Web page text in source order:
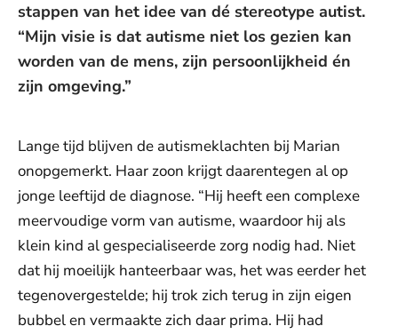
stappen van het idee van dé stereotype autist.
“Mijn visie is dat autisme niet los gezien kan
worden van de mens, zijn persoonlijkheid én
zijn omgeving.”
Lange tijd blijven de autismeklachten bij Marian
onopgemerkt. Haar zoon krijgt daarentegen al op
jonge leeftijd de diagnose. “Hij heeft een complexe
meervoudige vorm van autisme, waardoor hij als
klein kind al gespecialiseerde zorg nodig had. Niet
dat hij moeilijk hanteerbaar was, het was eerder het
tegenovergestelde; hij trok zich terug in zijn eigen
bubbel en vermaakte zich daar prima. Hij had